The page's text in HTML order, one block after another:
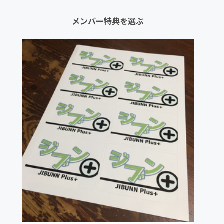
メンバー特典を選ぶ